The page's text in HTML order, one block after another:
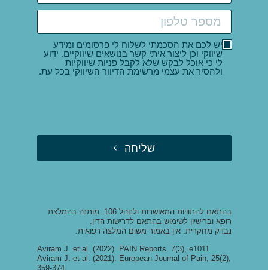
יש לכם את הסכמתי לשלוח לי פרסומים ומידע
שיווקי וכן ליצור איתי קשר בנושאים שיווקיים. ידוע
לי כי אוכל לבקש שלא לקבל פניות שיווקיות
ולהסיר את עצמי מרשימת הדיוור השיווקי בכל עת.
שליחה
בהתאם להתוויות המאושרות ולנוהל 106. מותנה בהמלצת
רופא וברישיון לשימוש בהתאם לדרישות הדין.
נבדק מחקרית. אין באמור משום המלצה רפואית.
Aviram J. et al. (2022). PAIN Reports. 7(3), e1011.
Aviram J. et al. (2021). European Journal of Pain, 25(2),
359-374.